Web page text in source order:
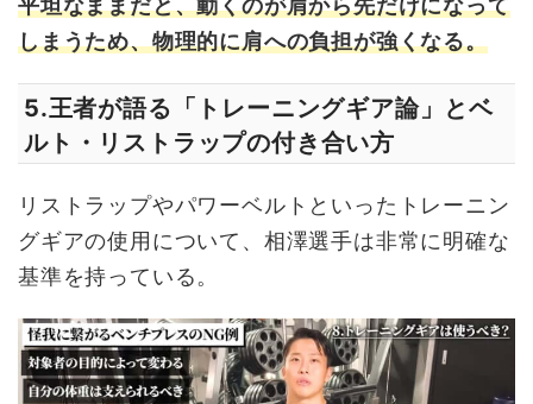
平坦なままだと、動くのが肩から先だけになって
しまうため、物理的に肩への負担が強くなる。
5.王者が語る「トレーニングギア論」とベ
ルト・リストラップの付き合い方
リストラップやパワーベルトといったトレーニン
グギアの使用について、相澤選手は非常に明確な
基準を持っている。